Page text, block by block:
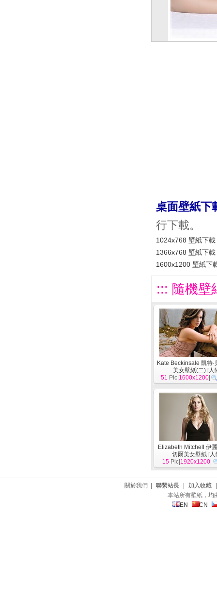
桌面壁紙下
行下載。
1024x768 壁紙下載
1366x768 壁紙下載
1600x1200 壁紙下
::: 隨機壁
Kate Beckinsale 凱特·
美女壁紙(二) [人
51 Pic| 1600x1200
Elizabeth Mitchell 伊
切爾美女壁紙 [人
15 Pic| 1920x1200
關於我們 | 聯繫站長 加入收藏
本站所有壁紙，均
EN
CN